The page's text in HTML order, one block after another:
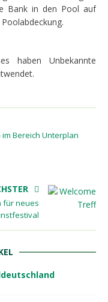
Bank in den Pool auf
haben Unbekannte
Bereich Unterplan
für neues